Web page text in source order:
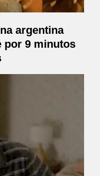
argentina
por 9 minutos